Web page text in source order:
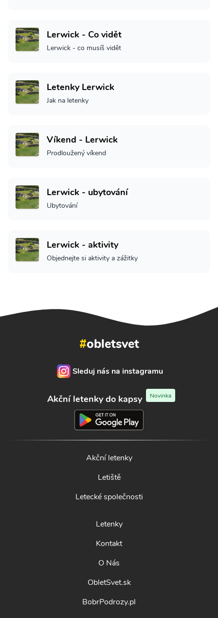
Lerwick - Co vidět
Lerwick - co musíš vidět
Letenky Lerwick
Jak na letenky
Víkend - Lerwick
Prodloužený víkend
Lerwick - ubytování
Ubytování
Lerwick - aktivity
Objednejte si aktivity a zážitky
#obletsvet
Sleduj nás na instagramu
Akční letenky do kapsy Novinka
Akční letenky
Letiště
Letecké společnosti
Letenky
Kontakt
O Nás
ObletSvet.sk
BobrPodrozy.pl